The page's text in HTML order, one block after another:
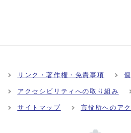
リンク・著作権・免責事項
アクセシビリティへの取り組み
サイトマップ 市役所へのア